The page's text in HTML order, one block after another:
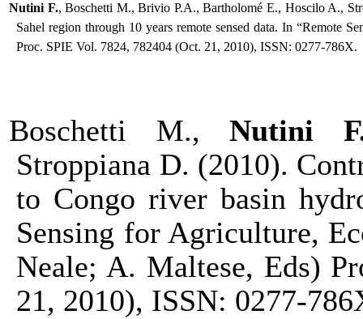
Nutini F., Boschetti M., Brivio P.A., Bartholomé E., Hoscilo A.,
Sahel region through 10 years remote sensed data. In “Remote
Proc. SPIE Vol. 7824, 782404 (Oct. 21, 2010), ISSN: 0277-786X.
Boschetti M.,Nutini
Stroppiana D. (2010).
to Congo river basin
Sensing for Agriculture,
Neale; A. Maltese, Eds)
21, 2010), ISSN: 0277-